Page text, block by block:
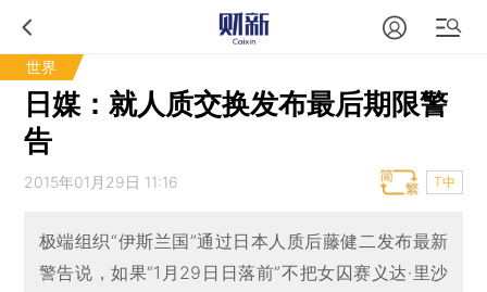
世界
日媒：就人质交换发布最后期限警
告
2015年01月29日 11:16 T中
极端组织“伊斯兰国”通过日本人质后藤健二发布最新
警告说，如果“1月29日日落前”不把女囚赛义达·里沙